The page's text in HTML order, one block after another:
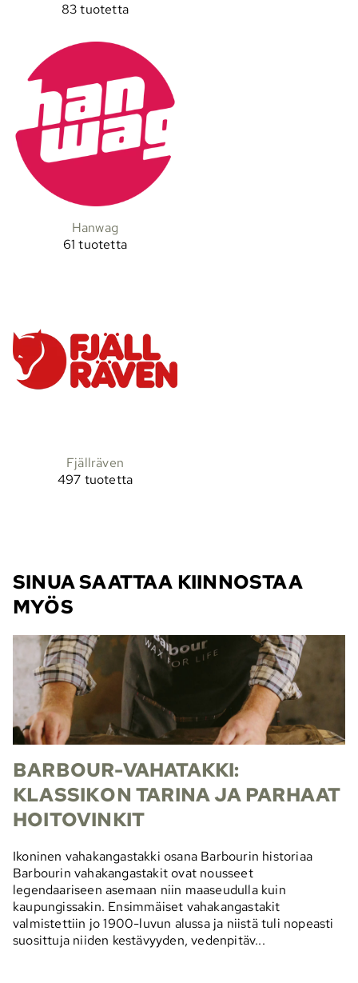
83 tuotetta
Hanwag
61 tuotetta
Fjällräven
497 tuotetta
SINUA SAATTAA KIINNOSTAA
MYÖS
BARBOUR-VAHATAKKI:
KLASSIKON TARINA JA PARHAAT
HOITOVINKIT
Ikoninen vahakangastakki osana Barbourin historiaa
Barbourin vahakangastakit ovat nousseet
legendaariseen asemaan niin maaseudulla kuin
kaupungissakin. Ensimmäiset vahakangastakit
valmistettiin jo 1900-luvun alussa ja niistä tuli nopeasti
suosittuja niiden kestävyyden, vedenpitäv...